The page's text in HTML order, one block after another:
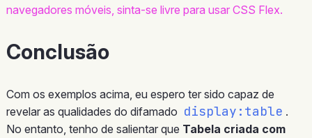
navegadores móveis, sinta-se livre para usar CSS Flex.
Conclusão
Com os exemplos acima, eu espero ter sido capaz de
revelar as qualidades do difamado display:table .
No entanto, tenho de salientar que Tabela criada com